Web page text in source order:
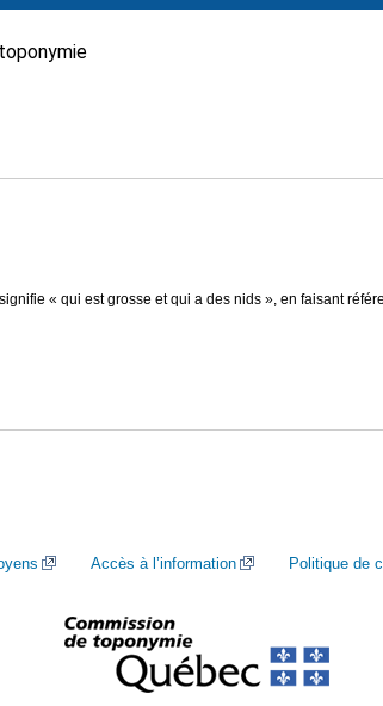
« qui est grosse et qui a des nids », en faisant
Accès à l’information Politique de